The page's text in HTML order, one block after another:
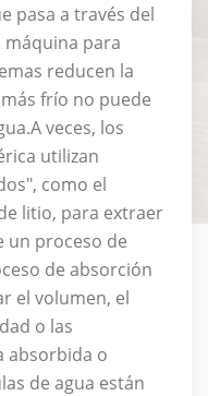
pasa a través del
máquina para
reducen la
frío no puede
veces, los
utilizan
como el
litio, para extraer
un proceso de
de absorción
el volumen, el
o las
absorbida o
de agua están